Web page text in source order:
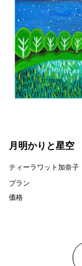
月明かりと星空
ティーラワット加奈子
プラン
価格